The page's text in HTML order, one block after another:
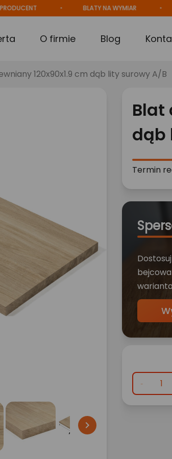
BLATY NA WYMIAR
O firmie Blog
120x90x1.9 cm dąb lity surowy A/B

Blat
dąb
Termin